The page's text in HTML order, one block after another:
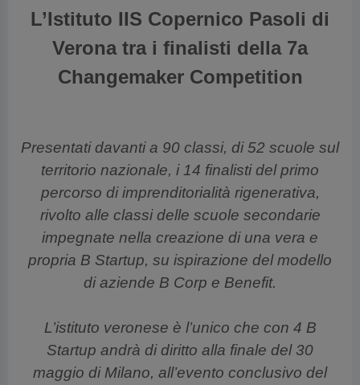
L’Istituto IIS Copernico Pasoli di
Verona tra i finalisti della 7a
Changemaker Competition
Presentati davanti a 90 classi, di 52 scuole sul
territorio nazionale, i 14 finalisti del primo
percorso di imprenditorialità rigenerativa,
rivolto alle classi delle scuole secondarie
impegnate nella creazione di una vera e
propria B Startup, su ispirazione del modello
di aziende B Corp e Benefit.
L’istituto veronese è l’unico che con 4 B
Startup andrà di diritto alla finale del 30
maggio di Milano, all’evento conclusivo del